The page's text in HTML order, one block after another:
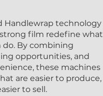
Handlewrap technology
film redefine what
By combining
opportunities, and
these machines
are easier to produce,
to sell.